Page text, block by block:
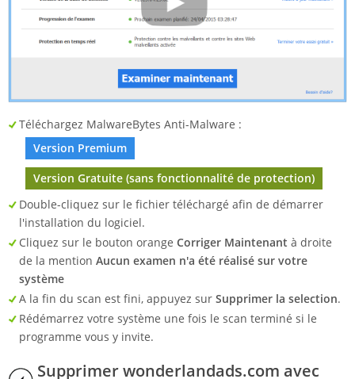
Téléchargez MalwareBytes Anti-Malware :
Version Premium
Version Gratuite (sans fonctionnalité de protection)
Double-cliquez sur le fichier téléchargé afin de démarrer
l'installation du logiciel.
Cliquez sur le bouton orange Corriger Maintenant à droite
de la mention Aucun examen n'a été réalisé sur votre
système
A la fin du scan est fini, appuyez sur Supprimer la selection.
Rédémarrez votre système une fois le scan terminé si le
programme vous y invite.
Supprimer wonderlandads.com avec